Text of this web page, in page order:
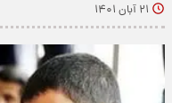
۲۱ آبان ۱۴۰۱